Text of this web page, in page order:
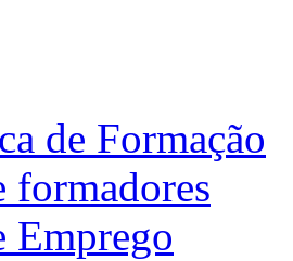
de Formação
formadores
Emprego